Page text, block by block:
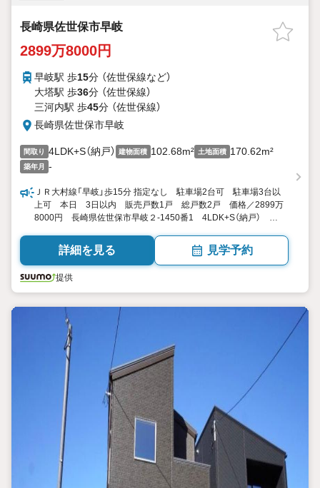
長崎県佐世保市早岐
2899万8000円
早岐駅 歩15分 （佐世保線など）
大塔駅 歩36分 （佐世保線）
三河内駅 歩45分 （佐世保線）
長崎県佐世保市早岐
間取り 4LDK+S（納戸） 建物面積 102.68m² 土地面積 170.62m²
築年月 -
ＪＲ大村線「早岐」歩15分 指定なし 駐車場2台可 駐車場3台以
上可 本日 3日以内 販売戸数1戸 総戸数2戸 価格／2899万
8000円 長崎県佐世保市早岐２-1450番1 4LDK+S（納戸）
詳細を見る 見学予約
提供